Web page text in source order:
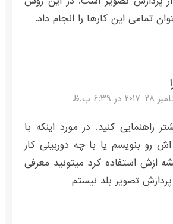
تمامی این کارها را انجام داد.
در 6:39 ب.ظ
راهنمایی کنید. در مورد اینکه با
رو بنویسم یا با چه دوربینی کار
ازش استفاده کرد میتونید معرفی
تصویر بلد نیستم